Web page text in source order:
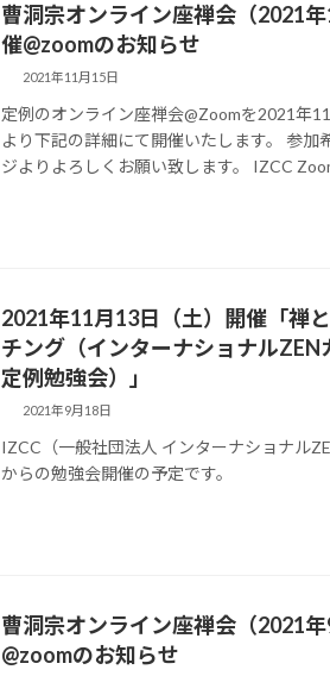
曹洞宗オンライン座禅会（2021
催@zoomのお知らせ
2021年11月15日
定例のオンライン座禅会@Zoomを2021年
より下記の詳細にて開催いたします。 参加
ジよりよろしくお願い致します。 IZCC
2021年11月13日（土）開催「禅
チング（インターナショナルZEN
定例勉強会）」
2021年9月18日
IZCC（一般社団法人 インターナショナル
からの勉強会開催の予定です。
曹洞宗オンライン座禅会（2021
@zoomのお知らせ